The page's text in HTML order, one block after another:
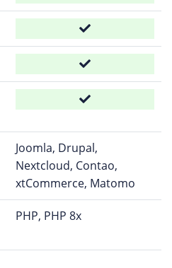
Joomla, Drupal,
Nextcloud, Contao,
xtCommerce, Matomo
PHP, PHP 8x